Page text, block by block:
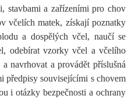
stavbami a zařízeními pro chov
včelích matek, získají poznatky
a dospělých včel, naučí se
odebírat vzorky včel a včelího
navrhovat a provádět příslušná
předpisy souvisejícími s chovem
i otázky bezpečnosti a ochrany